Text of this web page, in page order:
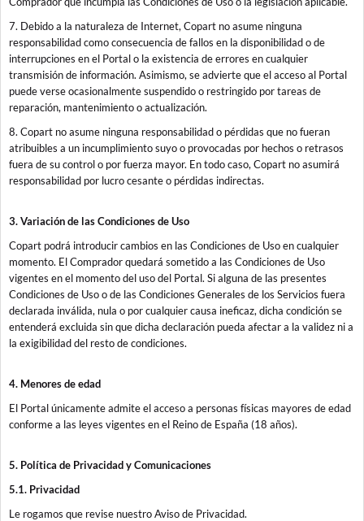
7. Debido a la naturaleza de Internet, Copart no asume ninguna
responsabilidad como consecuencia de fallos en la disponibilidad o de
interrupciones en el Portal o la existencia de errores en cualquier
transmisión de información. Asimismo, se advierte que el acceso al Portal
puede verse ocasionalmente suspendido o restringido por tareas de
reparación, mantenimiento o actualización.
8. Copart no asume ninguna responsabilidad o pérdidas que no fueran
atribuibles a un incumplimiento suyo o provocadas por hechos o retrasos
fuera de su control o por fuerza mayor. En todo caso, Copart no asumirá
responsabilidad por lucro cesante o pérdidas indirectas.
3. Variación de las Condiciones de Uso
Copart podrá introducir cambios en las Condiciones de Uso en cualquier
momento. El Comprador quedará sometido a las Condiciones de Uso
vigentes en el momento del uso del Portal. Si alguna de las presentes
Condiciones de Uso o de las Condiciones Generales de los Servicios fuera
declarada inválida, nula o por cualquier causa ineficaz, dicha condición se
entenderá excluida sin que dicha declaración pueda afectar a la validez ni a
la exigibilidad del resto de condiciones.
4. Menores de edad
El Portal únicamente admite el acceso a personas físicas mayores de edad
conforme a las leyes vigentes en el Reino de España (18 años).
5. Política de Privacidad y Comunicaciones
5.1. Privacidad
Le rogamos que revise nuestro Aviso de Privacidad.